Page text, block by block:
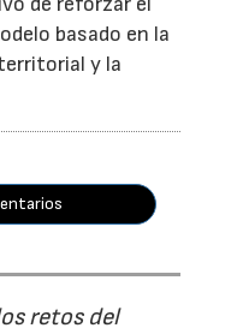
basado en la
y la
retos del